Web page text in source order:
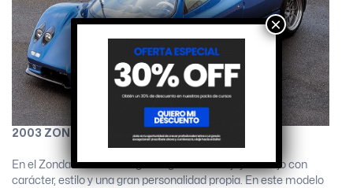
2003 ZONDA ROADSTER
En el Zonda Roadster Pagani logra una rara joya de lujo con
carácter, estilo y una gran personalidad propia. En este modelo
×